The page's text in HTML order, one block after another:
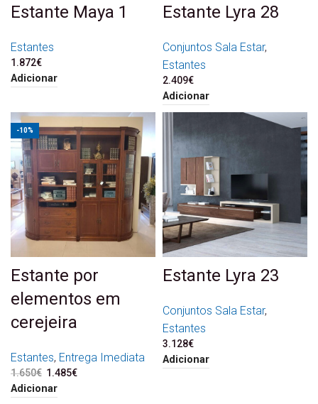
Estante Maya 1
Estantes
1.872€
Adicionar
Estante Lyra 28
Conjuntos Sala Estar,
Estantes
2.409€
Adicionar
-10%
Estante por
elementos em
cerejeira
Estantes, Entrega Imediata
1.650€ O preço original era:
1.650€.
1.485€
Adicionar
Estante Lyra 23
Conjuntos Sala Estar,
Estantes
3.128€
Adicionar